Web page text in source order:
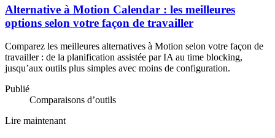
Alternative à Motion Calendar : les meilleures
options selon votre façon de travailler
Comparez les meilleures alternatives à Motion selon votre façon de
travailler : de la planification assistée par IA au time blocking,
jusqu’aux outils plus simples avec moins de configuration.
Publié
Comparaisons d’outils
Lire maintenant